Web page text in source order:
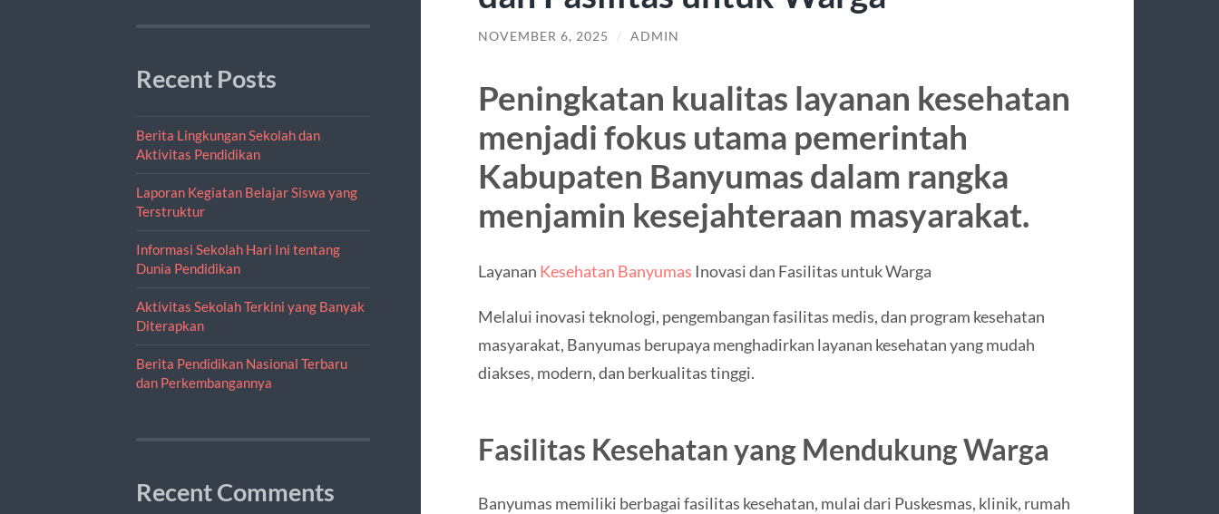
Recent Posts
Berita Lingkungan Sekolah dan
Aktivitas Pendidikan
Laporan Kegiatan Belajar Siswa yang
Terstruktur
Informasi Sekolah Hari Ini tentang
Dunia Pendidikan
Aktivitas Sekolah Terkini yang Banyak
Diterapkan
Berita Pendidikan Nasional Terbaru
dan Perkembangannya
Recent Comments
NOVEMBER 6, 2025 / ADMIN
Peningkatan kualitas layanan kesehatan
menjadi fokus utama pemerintah
Kabupaten Banyumas dalam rangka
menjamin kesejahteraan masyarakat.
Layanan Kesehatan Banyumas Inovasi dan Fasilitas untuk Warga
Melalui inovasi teknologi, pengembangan fasilitas medis, dan program kesehatan
masyarakat, Banyumas berupaya menghadirkan layanan kesehatan yang mudah
diakses, modern, dan berkualitas tinggi.
Fasilitas Kesehatan yang Mendukung Warga
Banyumas memiliki berbagai fasilitas kesehatan, mulai dari Puskesmas, klinik, rumah